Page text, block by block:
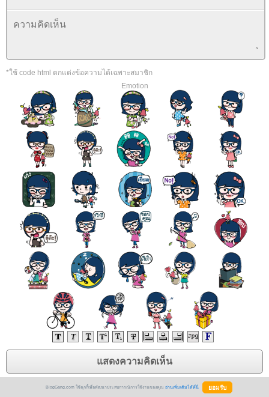
*ใช้ code html ตกแต่งข้อความได้เฉพาะสมาชิก
Emotion
BlogGang.com ใช้คุกกี้เพื่อพัฒนาประสบการณ์การใช้งานของคุณ อ่านเพิ่มเติมได้ที่นี่